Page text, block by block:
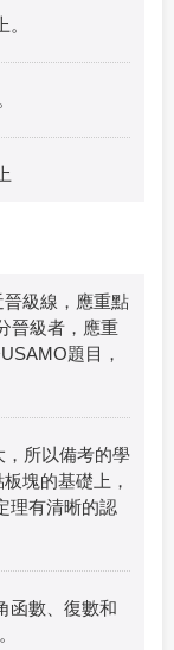
級線，應重點
晉級者，應重
題目，
所以備考的學
塊的基礎上，
理有清晰的認
函數、復數和